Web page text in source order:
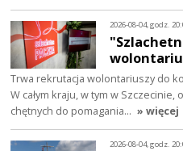
2026-08-04, godz.
Trwa rekrutacja wolontariuszy do
W całym kraju, w tym w
chętnych do pomagania… » więcej
2026-08-04, godz.